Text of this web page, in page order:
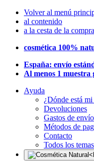
Volver al menú
al contenido
a la cesta de la compra
cosmética 100%
España: envío
Al menos 1 muestra
Ayuda
¿Dónde está
Devoluciones
Gastos de envío
Métodos de
Contacto
Todos los